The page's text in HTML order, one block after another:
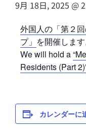
9月 18日, 2025 @
外国人の「第２
プ」 を開催します
We will hold a
Residents (Part
カレンダーに